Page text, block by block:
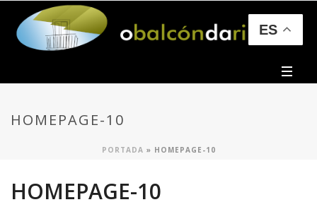
HOMEPAGE-10
PORTADA » HOMEPAGE-10
HOMEPAGE-10
ES